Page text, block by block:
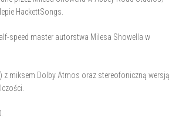
HackettSongs.
speed master autorstwa Milesa Showella w
z miksem Dolby Atmos oraz stereofoniczną wersją